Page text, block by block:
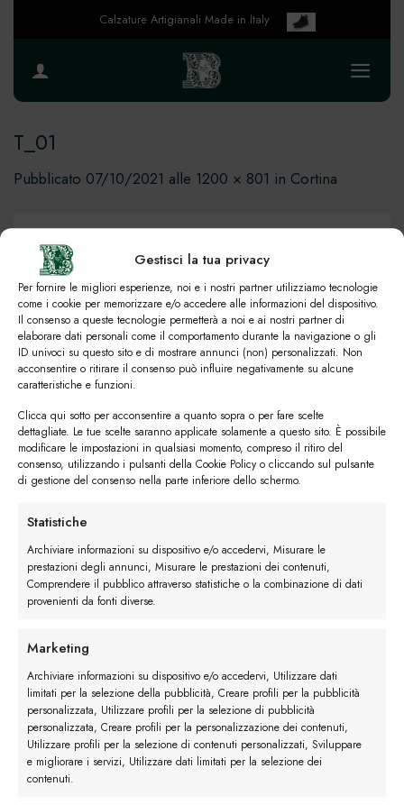
Gestisci la tua privacy
Per fornire le migliori esperienze, noi e i nostri partner utilizziamo tecnologie
come i cookie per memorizzare e/o accedere alle informazioni del dispositivo.
Il consenso a queste tecnologie permetterà a noi e ai nostri partner di
elaborare dati personali come il comportamento durante la navigazione o gli
ID univoci su questo sito e di mostrare annunci (non) personalizzati. Non
acconsentire o ritirare il consenso può influire negativamente su alcune
caratteristiche e funzioni.
Clicca qui sotto per acconsentire a quanto sopra o per fare scelte
dettagliate. Le tue scelte saranno applicate solamente a questo sito. È possibile
modificare le impostazioni in qualsiasi momento, compreso il ritiro del
consenso, utilizzando i pulsanti della Cookie Policy o cliccando sul pulsante
di gestione del consenso nella parte inferiore dello schermo.
Statistiche
Archiviare informazioni su dispositivo e/o accedervi, Misurare le
prestazioni degli annunci, Misurare le prestazioni dei contenuti,
Comprendere il pubblico attraverso statistiche o la combinazione di dati
provenienti da fonti diverse.
Marketing
Archiviare informazioni su dispositivo e/o accedervi, Utilizzare dati
limitati per la selezione della pubblicità, Creare profili per la pubblicità
personalizzata, Utilizzare profili per la selezione di pubblicità
personalizzata, Creare profili per la personalizzazione dei contenuti,
Utilizzare profili per la selezione di contenuti personalizzati, Sviluppare
e migliorare i servizi, Utilizzare dati limitati per la selezione dei
contenuti.
Calzature Artigianali Made in Italy
T_01
Pubblicato 07/10/2021 alle 1200 × 801 in Cortina
Successivo
Lascia un commento